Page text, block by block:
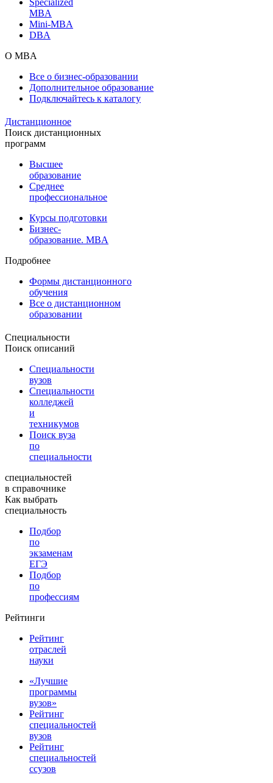
MBA
Mini-MBA
DBA
О MBA
Все о бизнес-образовании
Дополнительное образование
Подключайтесь к каталогу
Дистанционное
Поиск дистанционных
программ
Высшее
образование
Среднее
профессиональное
Курсы подготовки
Бизнес-
образование. MBA
Подробнее
Формы дистанционного
обучения
Все о дистанционном
образовании
Специальности
Поиск описаний
Специальности
вузов
Специальности
колледжей
и
техникумов
Поиск вуза
по
специальности
специальностей
в справочнике
Как выбрать
специальность
Подбор
по
экзаменам
ЕГЭ
Подбор
по
профессиям
Рейтинги
Рейтинг
отраслей
науки
«Лучшие
программы
вузов»
Рейтинг
специальностей
вузов
Рейтинг
специальностей
ссузов